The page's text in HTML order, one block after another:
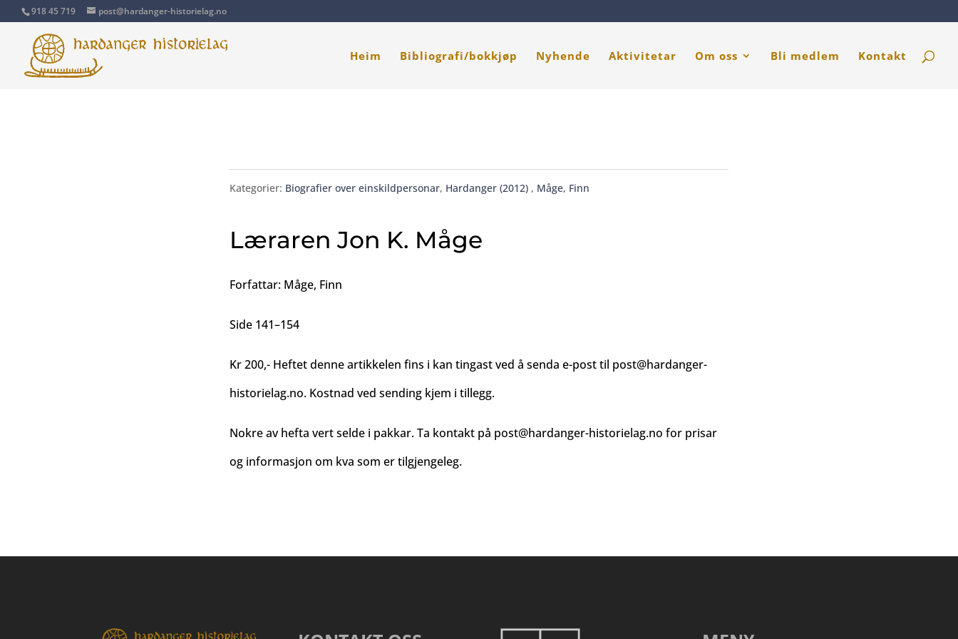
918 45 719 post@hardanger-historielag.no
Heim Bibliografi/bokkjøp Nyhende Aktivitetar Om oss Bli medlem Kontakt
Kategorier: Biografier over einskildpersonar, Hardanger (2012) , Måge, Finn
Læraren Jon K. Måge
Forfattar: Måge, Finn
Side 141–154
Kr 200,- Heftet denne artikkelen fins i kan tingast ved å senda e-post til post@hardanger-
historielag.no. Kostnad ved sending kjem i tillegg.
Nokre av hefta vert selde i pakkar. Ta kontakt på post@hardanger-historielag.no for prisar
og informasjon om kva som er tilgjengeleg.